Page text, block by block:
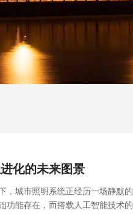
化的未来图景
，城市照明系统正经历一场静默的
功能存在，而搭载人工智能技术的